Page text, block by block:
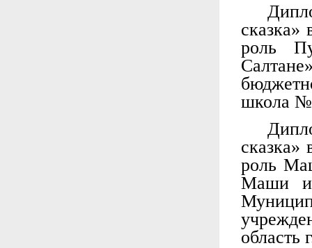
роль
школа
роль
Маши и
область